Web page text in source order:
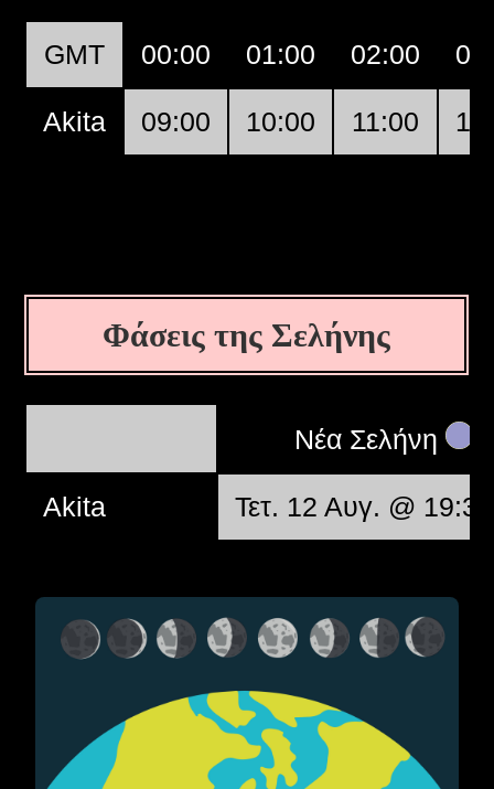
GMT 00:00 01:00 02:00
Akita 09:00 10:00 11:00
Φάσεις της Σελήνης
Νέα Σελήνη
Akita Τετ. 12 Αυγ. @